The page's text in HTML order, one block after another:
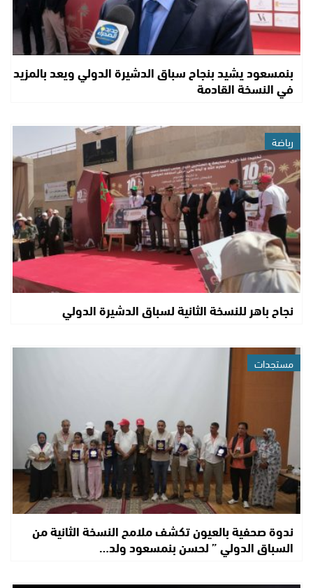
بنمسعود يشيد بنجاح سباق الدشيرة الدولي ويعد بالمزيد
في النسخة القادمة
رياضة
نجاح باهر للنسخة الثانية لسباق الدشيرة الدولي
مستجدات
ندوة صحفية بالعيون تكشف ملامح النسخة الثانية من
السباق الدولي ” لحسن بنمسعود ولد…